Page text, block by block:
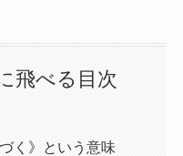
飛べる目次
く》という意味